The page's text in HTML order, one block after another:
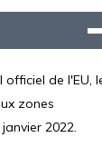
de l'EU,
zones
2022.